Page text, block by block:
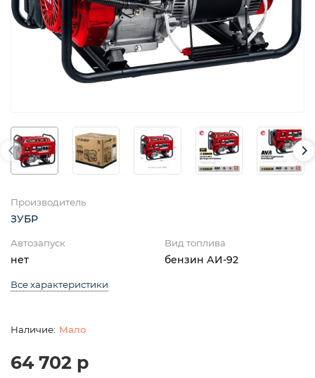
Производитель
ЗУБР
Автозапуск
нет
Вид топлива
бензин АИ-92
Все характеристики
Мало
64 702 р